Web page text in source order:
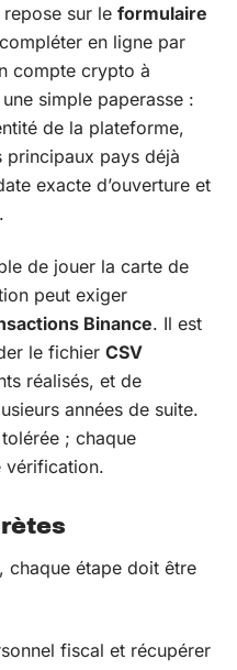
sur le formulaire
en ligne par
compte crypto à
simple paperasse :
de la plateforme,
principaux pays déjà
exacte d’ouverture et
de jouer la carte de
peut exiger
Binance. Il est
le fichier CSV
réalisés, et de
années de suite.
; chaque
vérification.
chaque étape doit être
fiscal et récupérer